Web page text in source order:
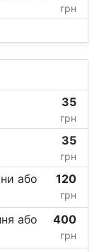
грн
35
грн
35
грн
або
120
грн
або
400
грн